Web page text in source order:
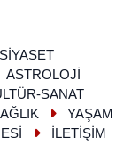
SİYASET
ASTROLOJİ
SANAT
YAŞAM
İLETİŞİM